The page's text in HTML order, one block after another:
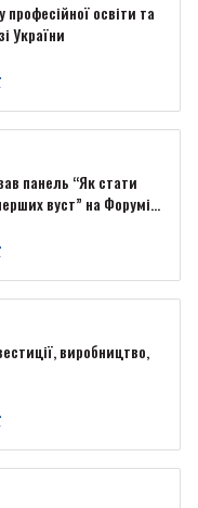
освіти та
України
панель “Як стати
вуст” на Форумі
виробництво,